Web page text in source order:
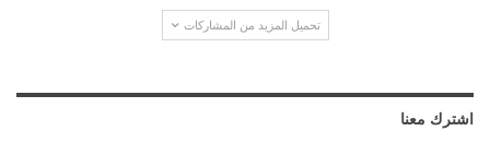
تحميل المزيد من المشاركات
اشترك معنا